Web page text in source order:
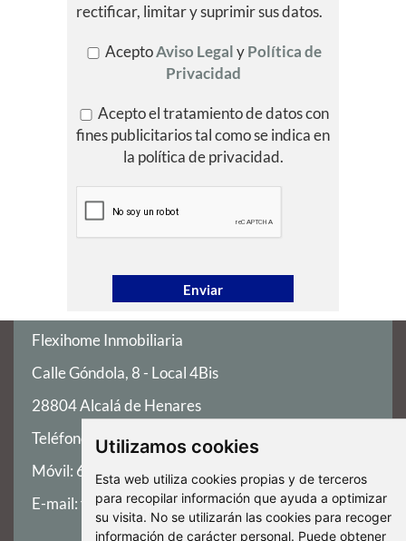
Utilizamos cookies
Esta web utiliza cookies propias y de terceros
para recopilar información que ayuda a optimizar
su visita. No se utilizarán las cookies para recoger
información de carácter personal. Puede obtener
rectificar, limitar y suprimir sus datos.
AceptoAviso LegalyPolítica de
Privacidad
Acepto el tratamiento de datos con
fines publicitarios tal como se indica en
la política de privacidad.
Flexihome Inmobiliaria
Calle Góndola, 8 - Local 4Bis
28804 Alcalá de Henares
Teléfono: 91 147 86 98
Móvil: 659 35 30 40
E-mail:flexihome@flexihome.es